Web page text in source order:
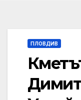
ПЛОВДИВ